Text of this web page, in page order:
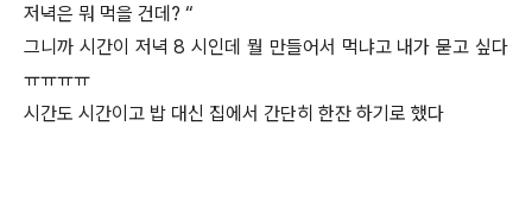
저녁은 뭐 먹을 건데? “
그니까 시간이 저녁 8 시인데 뭘 만들어서 먹냐고 내가 묻고 싶다
ㅠㅠㅠㅠ
시간도 시간이고 밥 대신 집에서 간단히 한잔 하기로 했다